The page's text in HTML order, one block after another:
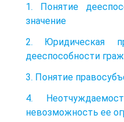
1. Понятие
значение
2. Юридическая
дееспособности
3. Понятие
4.
невозможность ее